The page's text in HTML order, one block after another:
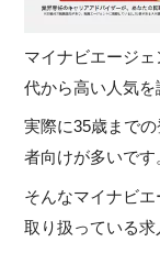
マイナビエージ
代から高い人気を
実際に35歳まで
者向けが多いです
そんなマイナビエ
取り扱っている求